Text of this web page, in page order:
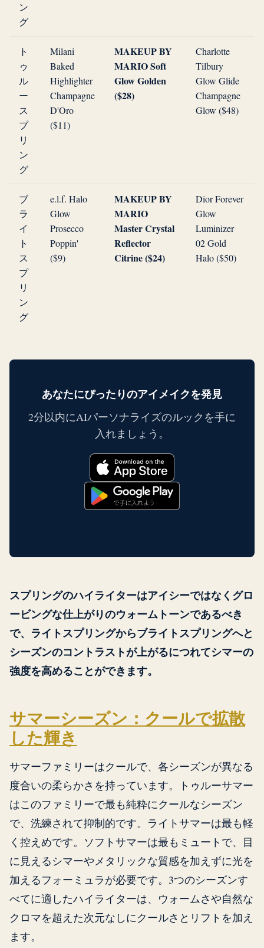
ン
グ
ト
ゥ
ル
ー
ス
プ
リ
ン
グ
Milani
Baked
Highlighter
Champagne
D'Oro
($11)
MAKEUP BY
MARIO Soft
Glow Golden
($28)
Charlotte
Tilbury
Glow Glide
Champagne
Glow ($48)
ブ
ラ
イ
ト
ス
プ
リ
ン
グ
e.l.f. Halo
Glow
Prosecco
Poppin'
($9)
MAKEUP BY
MARIO
Master Crystal
Reflector
Citrine ($24)
Dior Forever
Glow
Luminizer
02 Gold
Halo ($50)
あなたにぴったりのアイメイクを発見
2分以内にAIパーソナライズのルックを手に
入れましょう。
スプリングのハイライターはアイシーではなくグロ
ービングな仕上がりのウォームトーンであるべき
で、ライトスプリングからブライトスプリングへと
シーズンのコントラストが上がるにつれてシマーの
強度を高めることができます。
サマーシーズン：クールで拡散
した輝き
サマーファミリーはクールで、各シーズンが異なる
度合いの柔らかさを持っています。トゥルーサマー
はこのファミリーで最も純粋にクールなシーズン
で、洗練されて抑制的です。ライトサマーは最も軽
く控えめです。ソフトサマーは最もミュートで、目
に見えるシマーやメタリックな質感を加えずに光を
加えるフォーミュラが必要です。3つのシーズンす
べてに適したハイライターは、ウォームさや自然な
クロマを超えた次元なしにクールさとリフトを加え
ます。